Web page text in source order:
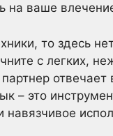
на ваше
то здесь
с легких,
партнер
– это
навязчивое